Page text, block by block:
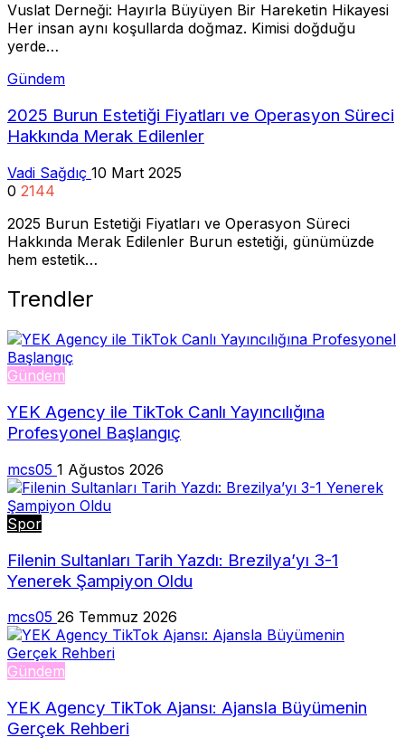
Vuslat Derneği: Hayırla Büyüyen Bir Hareketin Hikayesi
Her insan aynı koşullarda doğmaz. Kimisi doğduğu
yerde…
Gündem
2025 Burun Estetiği Fiyatları ve Operasyon Süreci
Hakkında Merak Edilenler
Vadi Sağdıç 10 Mart 2025
0 2144
2025 Burun Estetiği Fiyatları ve Operasyon Süreci
Hakkında Merak Edilenler Burun estetiği, günümüzde
hem estetik…
Trendler
Gündem
YEK Agency ile TikTok Canlı Yayıncılığına
Profesyonel Başlangıç
mcs05 1 Ağustos 2026
Spor
Filenin Sultanları Tarih Yazdı: Brezilya’yı 3-1
Yenerek Şampiyon Oldu
mcs05 26 Temmuz 2026
Gündem
YEK Agency TikTok Ajansı: Ajansla Büyümenin
Gerçek Rehberi